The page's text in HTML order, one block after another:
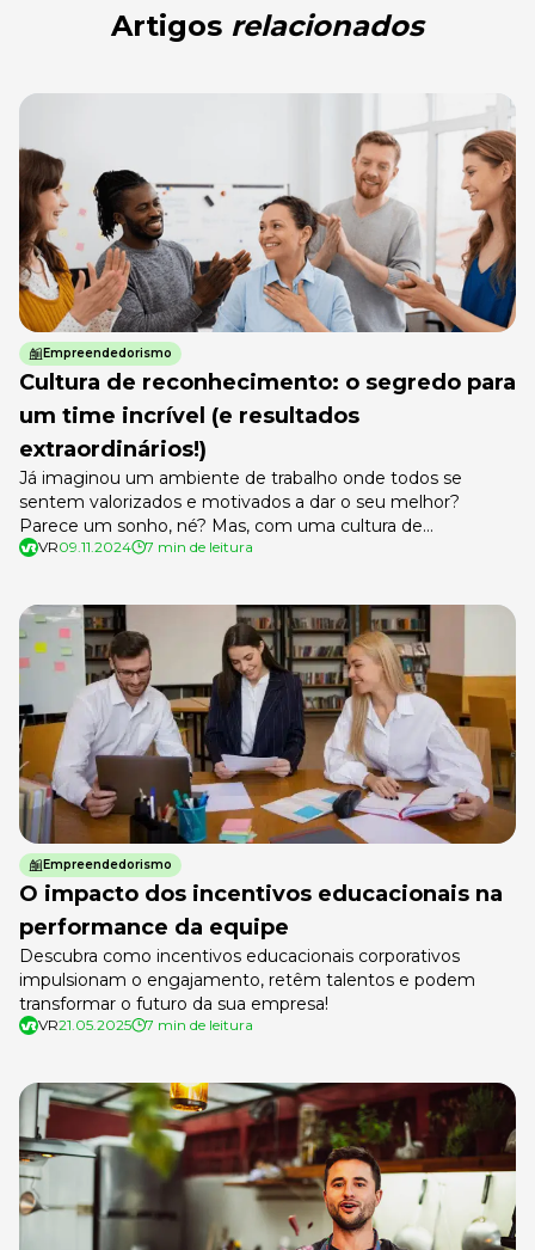
Artigos relacionados
Empreendedorismo
Cultura de reconhecimento: o segredo para
um time incrível (e resultados
extraordinários!)
Já imaginou um ambiente de trabalho onde todos se
sentem valorizados e motivados a dar o seu melhor?
Parece um sonho, né? Mas, com uma cultura de
reconhecimento forte isso se torna realidade! Na correria
não […]
VR09.11.2024 7 min de leitura
Empreendedorismo
O impacto dos incentivos educacionais na
performance da equipe
Descubra como incentivos educacionais corporativos
impulsionam o engajamento, retêm talentos e podem
transformar o futuro da sua empresa!
VR21.05.2025 7 min de leitura